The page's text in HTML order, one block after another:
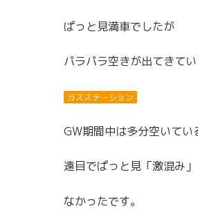
ぱっと見満車でしたが
パラパラ空きが出てきて
ガスステーション
GW期間中は多分空いて
遠目でぱっと見「激混み
なかったです。